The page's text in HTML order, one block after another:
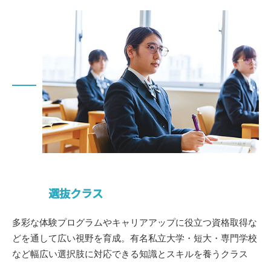
選抜クラス
多彩な体験プログラムやキャリアアップに役立つ資格取得な
どを通して広い視野を育成。有名私立大学・短大・専門学校
など幅広い選択肢に対応できる知識とスキルを養うクラス